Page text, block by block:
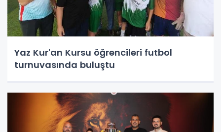
Yaz Kur'an Kursu öğrencileri futbol
turnuvasında buluştu